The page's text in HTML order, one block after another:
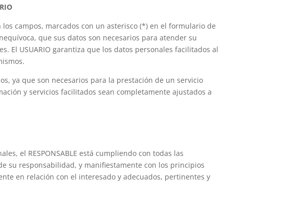
campos, marcados con un asterisco (*) en el formulario de
que sus datos son necesarios para atender su
El USUARIO garantiza que los datos personales facilitados al
ya que son necesarios para la prestación de un servicio
y servicios facilitados sean completamente ajustados a
el RESPONSABLE está cumpliendo con todas las
su responsabilidad, y manifiestamente con los principios
en relación con el interesado y adecuados, pertinentes y